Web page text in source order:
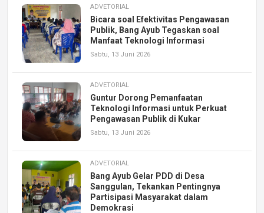
ADVETORIAL
Bicara soal Efektivitas Pengawasan
Publik, Bang Ayub Tegaskan soal
Manfaat Teknologi Informasi
Sabtu, 13 Juni 2026
ADVETORIAL
Guntur Dorong Pemanfaatan
Teknologi Informasi untuk Perkuat
Pengawasan Publik di Kukar
Sabtu, 13 Juni 2026
ADVETORIAL
Bang Ayub Gelar PDD di Desa
Sanggulan, Tekankan Pentingnya
Partisipasi Masyarakat dalam
Demokrasi